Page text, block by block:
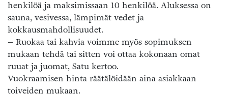
henkilöä ja maksimissaan 10 henkilöä. Aluksessa on
sauna, vesivessa, lämpimät vedet ja
kokkausmahdollisuudet.
– Ruokaa tai kahvia voimme myös sopimuksen
mukaan tehdä tai sitten voi ottaa kokonaan omat
ruuat ja juomat, Satu kertoo.
Vuokraamisen hinta räätälöidään aina asiakkaan
toiveiden mukaan.